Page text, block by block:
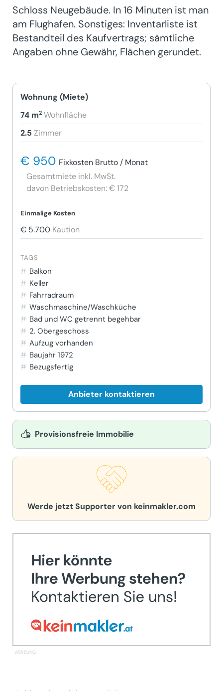
Schloss Neugebäude. In 16 Minuten ist man
am Flughafen. Sonstiges: Inventarliste ist
Bestandteil des Kaufvertrags; sämtliche
Angaben ohne Gewähr, Flächen gerundet.
Wohnung (Miete)
74 m2 Wohnfläche
2.5 Zimmer
€ 950 Fixkosten Brutto / Monat
Gesamtmiete inkl. MwSt.
davon Betriebskosten: € 172
Einmalige Kosten
€ 5.700 Kaution
TAGS
Balkon
Keller
Fahrradraum
Waschmaschine/Waschküche
Bad und WC getrennt begehbar
2. Obergeschoss
Aufzug vorhanden
Baujahr 1972
Bezugsfertig
Anbieter kontaktieren
Provisionsfreie Immobilie
Werde jetzt Supporter von keinmakler.com
Anbieter kontaktieren Teilen